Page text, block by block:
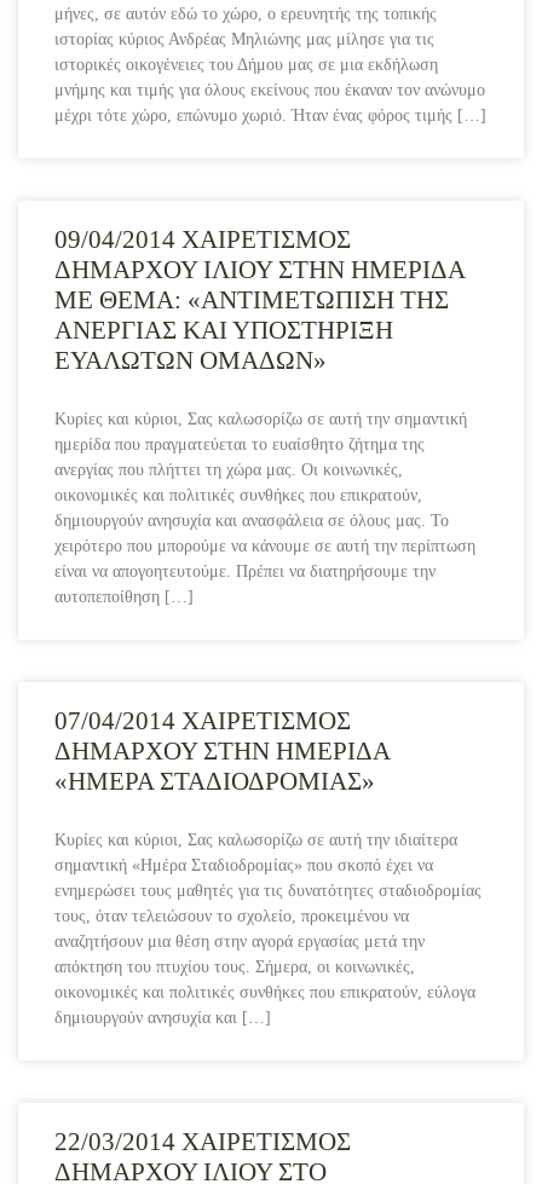
μήνες, σε αυτόν εδώ το χώρο, ο ερευνητής της τοπικής
ιστορίας κύριος Ανδρέας Μηλιώνης μας μίλησε για τις
ιστορικές οικογένειες του Δήμου μας σε μια εκδήλωση
μνήμης και τιμής για όλους εκείνους που έκαναν τον ανώνυμο
μέχρι τότε χώρο, επώνυμο χωριό. Ήταν ένας φόρος τιμής […]
09/04/2014 ΧΑΙΡΕΤΙΣΜΟΣ
ΔΗΜΑΡΧΟΥ ΙΛΙΟΥ ΣΤΗΝ ΗΜΕΡΙΔΑ
ΜΕ ΘΕΜΑ: «ΑΝΤΙΜΕΤΩΠΙΣΗ ΤΗΣ
ΑΝΕΡΓΙΑΣ ΚΑΙ ΥΠΟΣΤΗΡΙΞΗ
ΕΥΑΛΩΤΩΝ ΟΜΑΔΩΝ»
Κυρίες και κύριοι, Σας καλωσορίζω σε αυτή την σημαντική
ημερίδα που πραγματεύεται το ευαίσθητο ζήτημα της
ανεργίας που πλήττει τη χώρα μας. Οι κοινωνικές,
οικονομικές και πολιτικές συνθήκες που επικρατούν,
δημιουργούν ανησυχία και ανασφάλεια σε όλους μας. Το
χειρότερο που μπορούμε να κάνουμε σε αυτή την περίπτωση
είναι να απογοητευτούμε. Πρέπει να διατηρήσουμε την
αυτοπεποίθηση […]
07/04/2014 ΧΑΙΡΕΤΙΣΜΟΣ
ΔΗΜΑΡΧΟΥ ΣΤΗΝ ΗΜΕΡΙΔΑ
«ΗΜΕΡΑ ΣΤΑΔΙΟΔΡΟΜΙΑΣ»
Κυρίες και κύριοι, Σας καλωσορίζω σε αυτή την ιδιαίτερα
σημαντική «Ημέρα Σταδιοδρομίας» που σκοπό έχει να
ενημερώσει τους μαθητές για τις δυνατότητες σταδιοδρομίας
τους, όταν τελειώσουν το σχολείο, προκειμένου να
αναζητήσουν μια θέση στην αγορά εργασίας μετά την
απόκτηση του πτυχίου τους. Σήμερα, οι κοινωνικές,
οικονομικές και πολιτικές συνθήκες που επικρατούν, εύλογα
δημιουργούν ανησυχία και […]
22/03/2014 ΧΑΙΡΕΤΙΣΜΟΣ
ΔΗΜΑΡΧΟΥ ΙΛΙΟΥ ΣΤΟ